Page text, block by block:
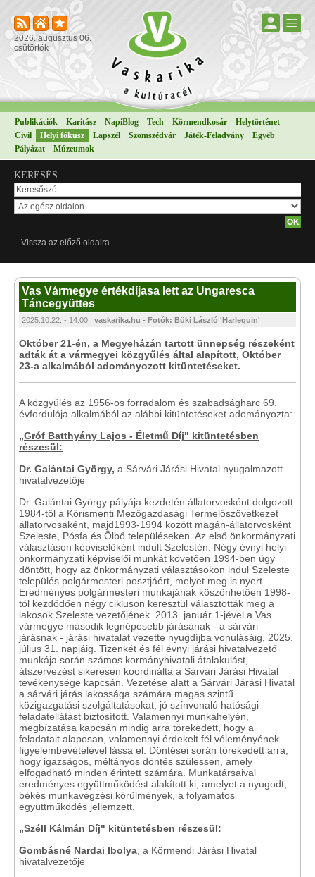
2026. augusztus 06.
csütörtök
Publikációk Karitász NapiBlog Tech Körmendkosár
Helytörténet
Civil
Helyi fókusz Lapszél Szomszédvár Játék-Feladvány
Egyéb
Pályázat
Múzeumok
KERESÉS
Vissza az előző oldalra
Vas Vármegye értékdíjasa lett az Ungaresca
Táncegyüttes
2025.10.22. - 14:00 | vaskarika.hu - Fotók: Büki László 'Harlequin'
Október 21-én, a Megyeházán tartott ünnepség részeként
adták át a vármegyei közgyűlés által alapított, Október
23-a alkalmából adományozott kitüntetéseket.
A közgyűlés az 1956-os forradalom és szabadságharc 69.
évfordulója alkalmából az alábbi kitüntetéseket adományozta:
„Gróf Batthyány Lajos - Életmű Díj" kitüntetésben
részesül:
Dr. Galántai György, a Sárvári Járási Hivatal nyugalmazott
hivatalvezetője
Dr. Galántai György pályája kezdetén állatorvosként dolgozott
1984-től a Kőrismenti Mezőgazdasági Termelőszövetkezet
állatorvosaként, majd1993-1994 között magán-állatorvosként
Szeleste, Pósfa és Ölbő településeken. Az első önkormányzati
választáson képviselőként indult Szelestén. Négy évnyi helyi
önkormányzati képviselői munkát követően 1994-ben úgy
döntött, hogy az önkormányzati választásokon indul Szeleste
település polgármesteri posztjáért, melyet meg is nyert.
Eredményes polgármesteri munkájának köszönhetően 1998-
tól kezdődően négy cikluson keresztül választották meg a
lakosok Szeleste vezetőjének. 2013. január 1-jével a Vas
vármegye második legnépesebb járásának - a sárvári
járásnak - járási hivatalát vezette nyugdíjba vonulásáig, 2025.
július 31. napjáig. Tizenkét és fél évnyi járási hivatalvezető
munkája során számos kormányhivatali átalakulást,
átszervezést sikeresen koordinálta a Sárvári Járási Hivatal
tevékenysége kapcsán. Vezetése alatt a Sárvári Járási Hivatal
a sárvári járás lakossága számára magas szintű
közigazgatási szolgáltatásokat, jó színvonalú hatósági
feladatellátást biztosított. Valamennyi munkahelyén,
megbízatása kapcsán mindig arra törekedett, hogy a
feladatait alaposan, valamennyi érdekelt fél véleményének
figyelembevételével lássa el. Döntései során törekedett arra,
hogy igazságos, méltányos döntés szülessen, amely
elfogadható minden érintett számára. Munkatársaival
eredményes együttműködést alakított ki, amelyet a nyugodt,
békés munkavégzési körülmények, a folyamatos
együttműködés jellemzett.
„Széll Kálmán Díj" kitüntetésben részesül:
Gombásné Nardai Ibolya , a Körmendi Járási Hivatal
hivatalvezetője